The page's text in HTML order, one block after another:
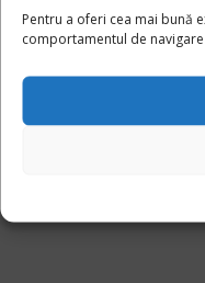
Pentru a oferi cea mai bună
comportamentul de